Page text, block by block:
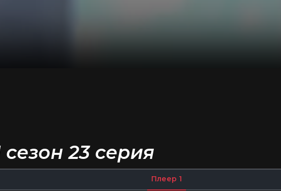
сезон 23 серия
Плеер 1